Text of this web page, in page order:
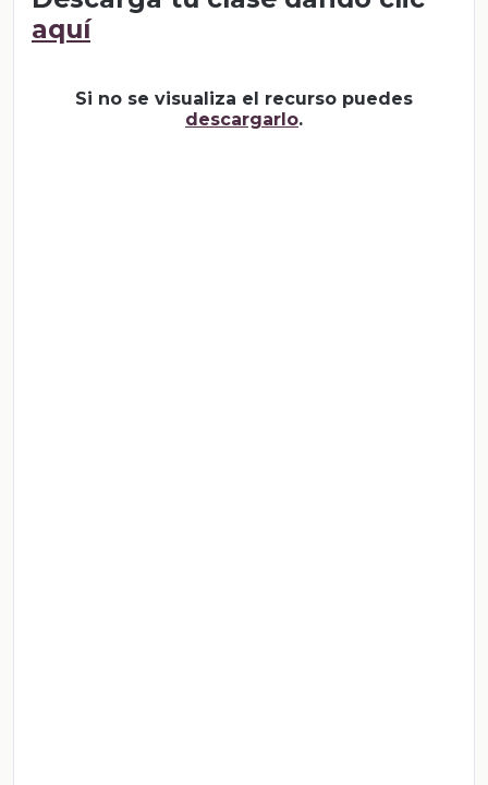
aquí
Si no se visualiza el recurso puedes
descargarlo.